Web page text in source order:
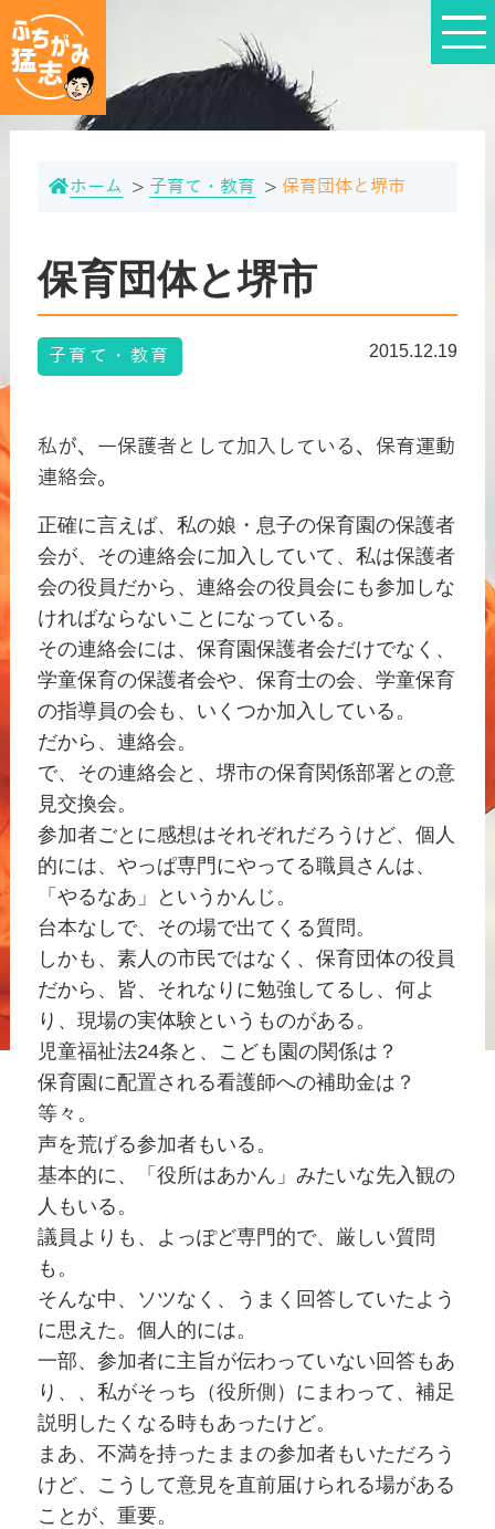
ホーム 子育て・教育 保育団体と堺市
保育団体と堺市
子育て・教育 2015.12.19
私が、一保護者として加入している、保育運動
連絡会。
正確に言えば、私の娘・息子の保育園の保護者
会が、その連絡会に加入していて、私は保護者
会の役員だから、連絡会の役員会にも参加しな
ければならないことになっている。
その連絡会には、保育園保護者会だけでなく、
学童保育の保護者会や、保育士の会、学童保育
の指導員の会も、いくつか加入している。
だから、連絡会。
で、その連絡会と、堺市の保育関係部署との意
見交換会。
参加者ごとに感想はそれぞれだろうけど、個人
的には、やっぱ専門にやってる職員さんは、
「やるなあ」というかんじ。
台本なしで、その場で出てくる質問。
しかも、素人の市民ではなく、保育団体の役員
だから、皆、それなりに勉強してるし、何よ
り、現場の実体験というものがある。
児童福祉法24条と、こども園の関係は？
保育園に配置される看護師への補助金は？
等々。
声を荒げる参加者もいる。
基本的に、「役所はあかん」みたいな先入観の
人もいる。
議員よりも、よっぽど専門的で、厳しい質問
も。
そんな中、ソツなく、うまく回答していたよう
に思えた。個人的には。
一部、参加者に主旨が伝わっていない回答もあ
り、、私がそっち（役所側）にまわって、補足
説明したくなる時もあったけど。
まあ、不満を持ったままの参加者もいただろう
けど、こうして意見を直前届けられる場がある
ことが、重要。